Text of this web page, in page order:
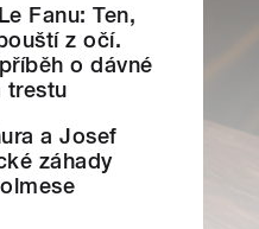
Fanu: Ten,
z očí.
o dávné
trestu
a Josef
záhady